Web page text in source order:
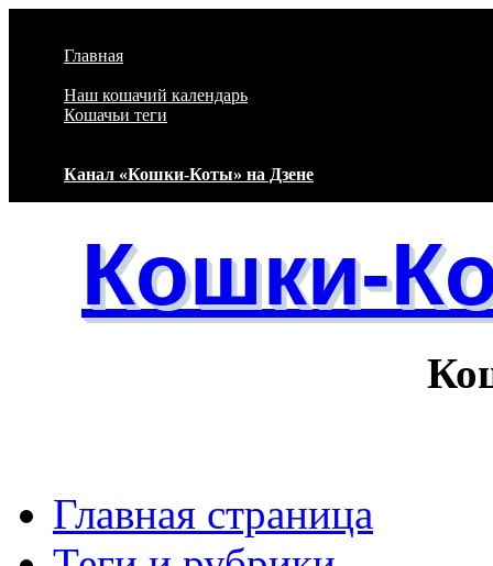
Главная
Наш кошачий календарь
Кошачьи теги
Канал «Кошки-Коты» на Дзене
Кошки-
Кошачий
Главная страница